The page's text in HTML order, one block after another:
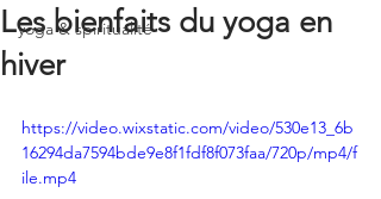
yoga & spiritualité
Les bienfaits du yoga en
hiver
https://video.wixstatic.com/video/530e13_6b
16294da7594bde9e8f1fdf8f073faa/720p/mp4/f
ile.mp4